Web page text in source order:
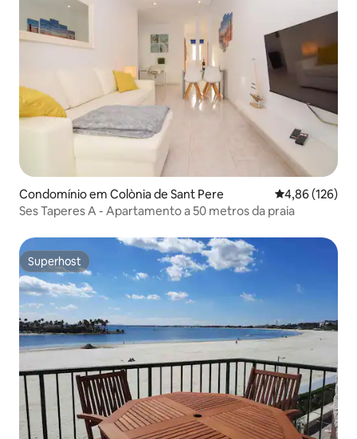
Condomínio em Colònia de Sant Pere Classificação
4,86 (126)
Ses Taperes A - Apartamento a 50 metros da praia
Superhost
Superhost